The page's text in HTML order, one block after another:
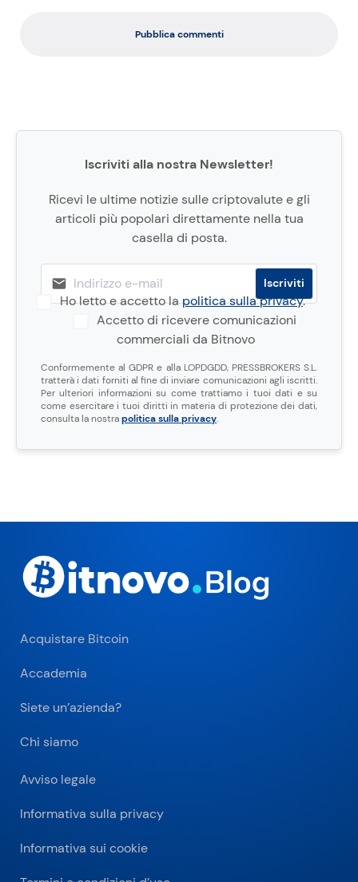
Pubblica commenti
Iscriviti alla nostra Newsletter!
Ricevi le ultime notizie sulle criptovalute e gli
articoli più popolari direttamente nella tua
casella di posta.
Ho letto e accetto lapolitica sulla privacy.
Accetto di ricevere comunicazioni
commerciali da Bitnovo
Conformemente al GDPR e alla LOPDGDD, PRESSBROKERS S.L.
tratterà i dati forniti al fine di inviare comunicazioni agli iscritti.
Per ulteriori informazioni su come trattiamo i tuoi dati e su
come esercitare i tuoi diritti in materia di protezione dei dati,
consulta la nostrapolitica sulla privacy.
Acquistare Bitcoin
Accademia
Siete un’azienda?
Chi siamo
Avviso legale
Informativa sulla privacy
Informativa sui cookie